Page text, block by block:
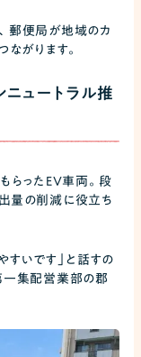
郵便局が地域のカ
がります。
ュートラル推
らったEV車両。段
量の削減に役立ち
すいです」と話すの
一集配営業部の郡